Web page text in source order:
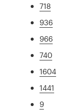
718
936
966
740
1604
1441
9